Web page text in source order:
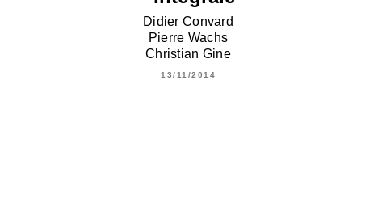
Didier Convard
Pierre Wachs
Christian Gine
13/11/2014